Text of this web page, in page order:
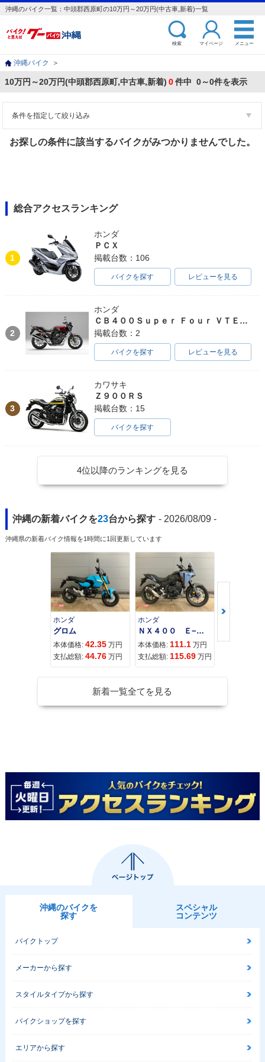
沖縄のバイク一覧：中頭郡西原町の10万円～20万円(中古車,新着)一覧
検索 マイページ メニュー
沖縄バイク ＞
10万円～20万円(中頭郡西原町,中古車,新着) 0件中 0～0件を表示
条件を指定して絞り込み
お探しの条件に該当するバイクがみつかりませんでした。
総合アクセスランキング
1
ホンダ
ＰＣＸ
掲載台数：106
バイクを探す レビューを見る
2
ホンダ
ＣＢ４００Ｓｕｐｅｒ Ｆｏｕｒ ＶＴＥＣ ＳＰＥＣ３
掲載台数：2
バイクを探す レビューを見る
3
カワサキ
Ｚ９００ＲＳ
掲載台数：15
バイクを探す
4位以降のランキングを見る
沖縄の新着バイクを23台から探す - 2026/08/09 -
沖縄県の新着バイク情報を1時間に1回更新しています
ホンダ
グロム
本体価格: 42.35 万円
支払総額: 44.76 万円
ホンダ
ＮＸ４００ Ｅ−Ｃｌｕｔｃｈ
本体価格: 111.1 万円
支払総額: 115.69 万円
新着一覧全てを見る
沖縄のバイクを
探す
スペシャル
コンテンツ
バイクトップ
メーカーから探す
スタイルタイプから探す
バイクショップを探す
エリアから探す